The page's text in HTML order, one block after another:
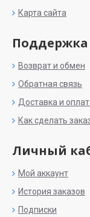
Карта сайта
Поддержка
Возврат и обмен
Обратная связь
Доставка и
Как сделать
Личный
Мой аккаунт
История заказов
Подписки